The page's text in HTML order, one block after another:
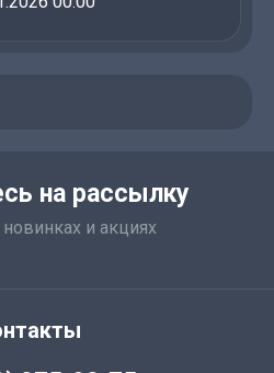
на рассылку
и акциях